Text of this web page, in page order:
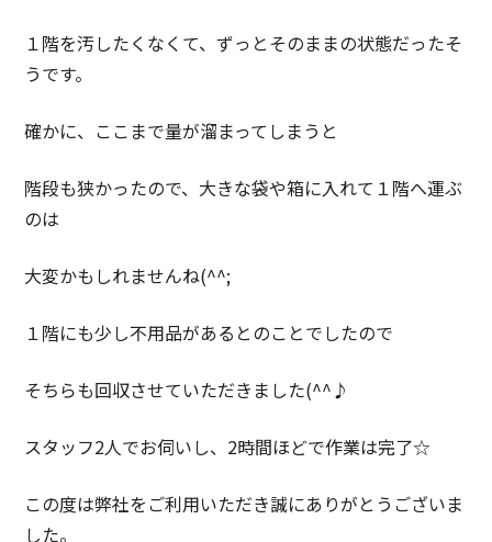
１階を汚したくなくて、ずっとそのままの状態だったそ
うです。
確かに、ここまで量が溜まってしまうと
階段も狭かったので、大きな袋や箱に入れて１階へ運ぶ
のは
大変かもしれませんね(^^;
１階にも少し不用品があるとのことでしたので
そちらも回収させていただきました(^^♪
スタッフ2人でお伺いし、2時間ほどで作業は完了☆
この度は弊社をご利用いただき誠にありがとうございま
した。